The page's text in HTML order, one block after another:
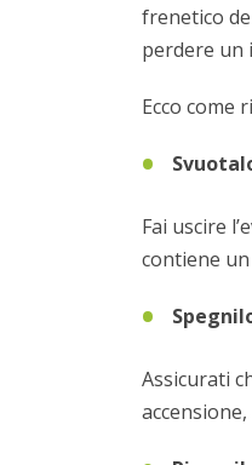
frenetico
perdere un
Ecco come
Fai uscire
contiene
Assicurati